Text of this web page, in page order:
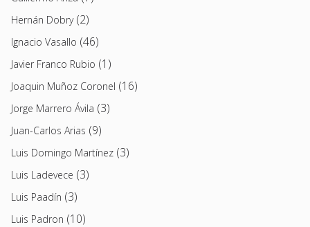
Hernán Dobry(2)
Ignacio Vasallo (46)
Javier Franco Rubio (1)
Joaquin Muñoz Coronel (16)
Jorge Marrero Ávila (3)
Juan-Carlos Arias (9)
Luis Domingo Martínez (3)
Luis Ladevece (3)
Luis Paadín (3)
Luis Padron (10)